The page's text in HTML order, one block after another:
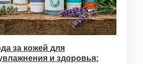
за кожей для
и здоровья: